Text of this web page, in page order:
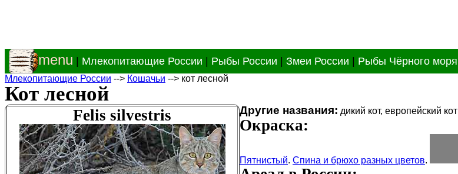
menu Млекопитающие России Рыбы России Змеи России Рыбы Чёрного моря
Млекопитающие России --> Кошачьи --> кот лесной
Кот лесной
Другие названия: дикий кот, европейский кот
Felis silvestris
Окраска:
Пятнистый. Спина и брюхо разных цветов.